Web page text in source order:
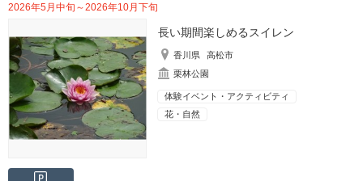
2026年5月中旬～2026年10月下旬
長い期間楽しめるスイレン
香川県
高松市
栗林公園
体験イベント・アクティビティ
花・自然